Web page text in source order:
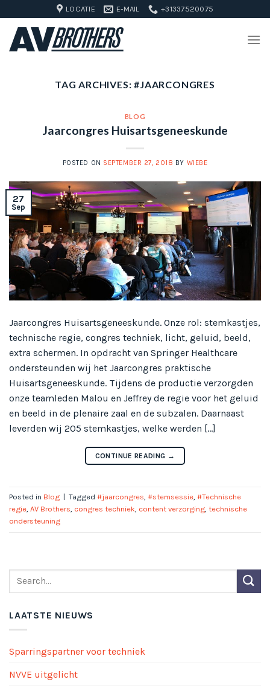
to
content
LOCATIE E-MAIL +31337520075
TAG ARCHIVES:#JAARCONGRES
BLOG
Jaarcongres Huisartsgeneeskunde
POSTED ON SEPTEMBER 27, 2018 BY WIEBE
27
Sep
Jaarcongres Huisartsgeneeskunde. Onze rol: stemkastjes,
technische regie, congres techniek, licht, geluid, beeld,
extra schermen. In opdracht van Springer Healthcare
ondersteunden wij het Jaarcongres praktische
Huisartsgeneeskunde. Tijdens de productie verzorgden
onze teamleden Malou en Jeffrey de regie voor het geluid
en beeld in de plenaire zaal en de subzalen. Daarnaast
leverden wij 205 stemkastjes, welke werden […]
CONTINUE READING →
Posted in Blog | Tagged #jaarcongres, #stemsessie, #Technische
regie, AV Brothers, congres techniek, content verzorging, technische
ondersteuning
LAATSTE NIEUWS
Sparringspartner voor techniek
NVVE uitgelicht